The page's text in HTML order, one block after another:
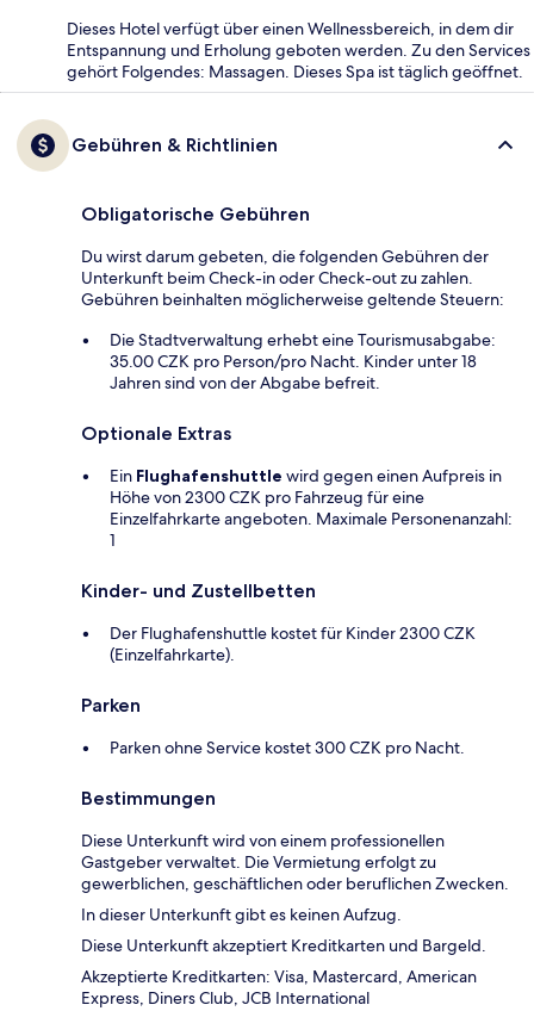
Dieses Hotel verfügt über einen Wellnessbereich, in dem dir
Entspannung und Erholung geboten werden. Zu den Services
gehört Folgendes: Massagen. Dieses Spa ist täglich geöffnet.
Gebühren & Richtlinien
Obligatorische Gebühren
Du wirst darum gebeten, die folgenden Gebühren der
Unterkunft beim Check-in oder Check-out zu zahlen.
Gebühren beinhalten möglicherweise geltende Steuern:
Die Stadtverwaltung erhebt eine Tourismusabgabe:
35.00 CZK pro Person/pro Nacht. Kinder unter 18
Jahren sind von der Abgabe befreit.
Optionale Extras
Ein Flughafenshuttle wird gegen einen Aufpreis in
Höhe von 2300 CZK pro Fahrzeug für eine
Einzelfahrkarte angeboten. Maximale Personenanzahl:
1
Kinder- und Zustellbetten
Der Flughafenshuttle kostet für Kinder 2300 CZK
(Einzelfahrkarte).
Parken
Parken ohne Service kostet 300 CZK pro Nacht.
Bestimmungen
Diese Unterkunft wird von einem professionellen
Gastgeber verwaltet. Die Vermietung erfolgt zu
gewerblichen, geschäftlichen oder beruflichen Zwecken.
In dieser Unterkunft gibt es keinen Aufzug.
Diese Unterkunft akzeptiert Kreditkarten und Bargeld.
Akzeptierte Kreditkarten: Visa, Mastercard, American
Express, Diners Club, JCB International